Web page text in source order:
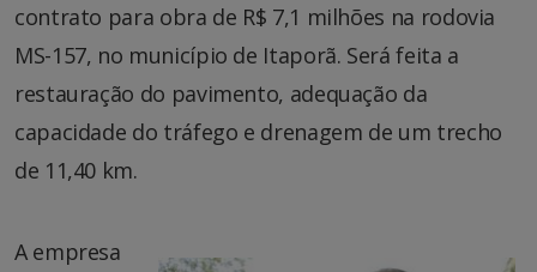
contrato para obra de R$ 7,1 milhões na rodovia
MS-157, no município de Itaporã. Será feita a
restauração do pavimento, adequação da
capacidade do tráfego e drenagem de um trecho
de 11,40 km.
A empresa